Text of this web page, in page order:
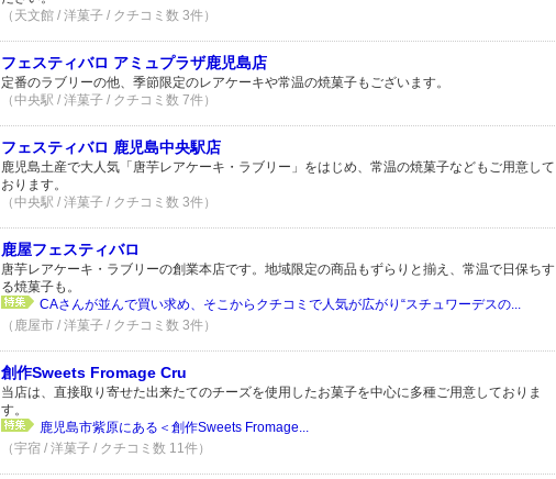
（天文館 / 洋菓子 / クチコミ数 3件）
フェスティバロ アミュプラザ鹿児島店
定番のラブリーの他、季節限定のレアケーキや常温の焼菓子もございます。
（中央駅 / 洋菓子 / クチコミ数 7件）
フェスティバロ 鹿児島中央駅店
鹿児島土産で大人気「唐芋レアケーキ・ラブリー」をはじめ、常温の焼菓子などもご用意して
おります。
（中央駅 / 洋菓子 / クチコミ数 3件）
鹿屋フェスティバロ
唐芋レアケーキ・ラブリーの創業本店です。地域限定の商品もずらりと揃え、常温で日保ちす
る焼菓子も。
CAさんが並んで買い求め、そこからクチコミで人気が広がり“スチュワーデスの...
（鹿屋市 / 洋菓子 / クチコミ数 3件）
創作Sweets Fromage Cru
当店は、直接取り寄せた出来たてのチーズを使用したお菓子を中心に多種ご用意しておりま
す。
鹿児島市紫原にある＜創作Sweets Fromage...
（宇宿 / 洋菓子 / クチコミ数 11件）